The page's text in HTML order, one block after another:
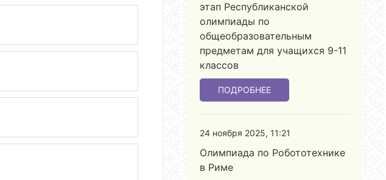
этап Республиканской
олимпиады по
общеобразовательным
предметам для учащихся 9-11
классов
ПОДРОБНЕЕ
24 ноября 2025, 11:21
Олимпиада по Робототехнике
в Риме